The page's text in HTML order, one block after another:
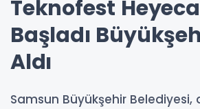
Teknofest
Başladı
Aldı
Samsun Büyükşehir Belediyesi,